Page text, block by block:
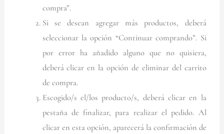
compra”.
Si se desean agregar más productos, deberá
seleccionar la opción “Continuar comprando”. Si
por error ha añadido alguno que no quisiera,
deberá clicar en la opción de eliminar del carrito
de compra.
Escogido/s el/los producto/s, deberá clicar en la
pestaña de finalizar, para realizar el pedido. Al
clicar en esta opción, aparecerá la confirmación de